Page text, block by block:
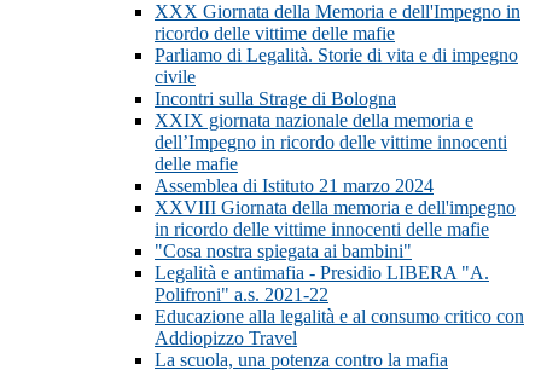
XXX Giornata della Memoria e dell'Impegno in
ricordo delle vittime delle mafie
Parliamo di Legalità. Storie di vita e di impegno
civile
Incontri sulla Strage di Bologna
XXIX giornata nazionale della memoria e
dell’Impegno in ricordo delle vittime innocenti
delle mafie
Assemblea di Istituto 21 marzo 2024
XXVIII Giornata della memoria e dell'impegno
in ricordo delle vittime innocenti delle mafie
"Cosa nostra spiegata ai bambini"
Legalità e antimafia - Presidio LIBERA "A.
Polifroni" a.s. 2021-22
Educazione alla legalità e al consumo critico con
Addiopizzo Travel
La scuola, una potenza contro la mafia